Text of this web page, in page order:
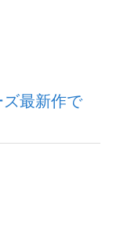
、読む将棋
ズ最新作で